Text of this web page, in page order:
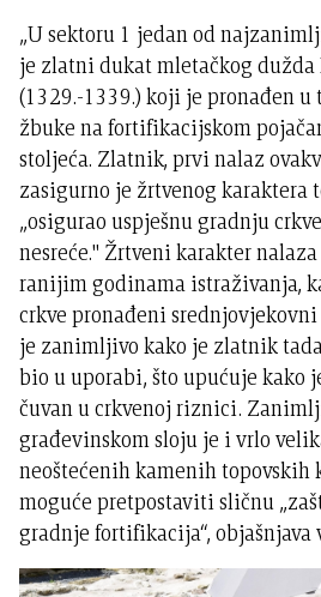
„U sektoru 1 jedan od
je zlatni dukat mletačkog dužda
(1329.-1339.) koji je pronađen
žbuke na fortifikacijskom
stoljeća. Zlatnik, prvi nalaz
zasigurno je žrtvenog karaktera
„osigurao uspješnu gradnju
nesreće." Žrtveni karakter
ranijim godinama istraživanja,
crkve pronađeni
je zanimljivo kako je zlatnik
bio u uporabi, što upućuje kako
čuvan u crkvenoj riznici.
građevinskom sloju je i vrlo
neoštećenih kamenih topovskih
moguće pretpostaviti sličnu
gradnje fortifikacija“, objašnjava